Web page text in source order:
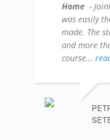
Home -
was easily
made. The
and more
course...